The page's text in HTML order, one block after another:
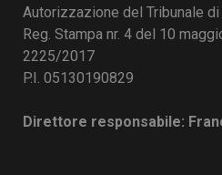
Autorizzazione del Tribunale
Reg. Stampa nr. 4 del 10
2225/2017
P.I. 05130190829
Direttore responsabile: